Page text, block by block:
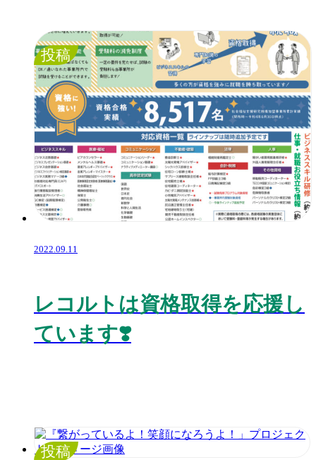
投稿
2022.09.11
レコルトは資格取得を応援し
ています❣️
投稿